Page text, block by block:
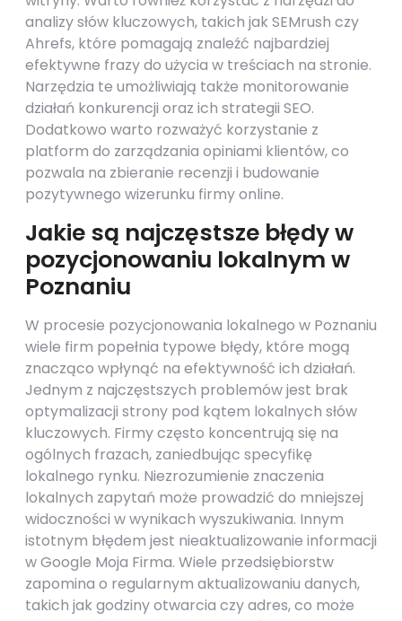
analizy słów kluczowych, takich jak SEMrush czy
Ahrefs, które pomagają znaleźć najbardziej
efektywne frazy do użycia w treściach na stronie.
Narzędzia te umożliwiają także monitorowanie
działań konkurencji oraz ich strategii SEO.
Dodatkowo warto rozważyć korzystanie z
platform do zarządzania opiniami klientów, co
pozwala na zbieranie recenzji i budowanie
pozytywnego wizerunku firmy online.
Jakie są najczęstsze błędy w
pozycjonowaniu lokalnym w
Poznaniu
W procesie pozycjonowania lokalnego w Poznaniu
wiele firm popełnia typowe błędy, które mogą
znacząco wpłynąć na efektywność ich działań.
Jednym z najczęstszych problemów jest brak
optymalizacji strony pod kątem lokalnych słów
kluczowych. Firmy często koncentrują się na
ogólnych frazach, zaniedbując specyfikę
lokalnego rynku. Niezrozumienie znaczenia
lokalnych zapytań może prowadzić do mniejszej
widoczności w wynikach wyszukiwania. Innym
istotnym błędem jest nieaktualizowanie informacji
w Google Moja Firma. Wiele przedsiębiorstw
zapomina o regularnym aktualizowaniu danych,
takich jak godziny otwarcia czy adres, co może